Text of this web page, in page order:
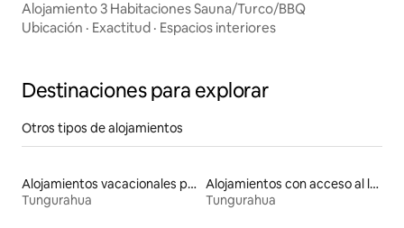
Alojamiento 3 Habitaciones Sauna/Turco/BBQ
Ubicación · Exactitud · Espacios interiores
Destinaciones para explorar
Otros tipos de alojamientos
Alojamientos vacacionales para familias
Tungurahua
Alojamientos con acceso al lago
Tungurahua